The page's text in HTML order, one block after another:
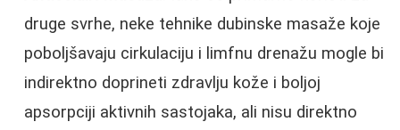
druge svrhe, neke tehnike dubinske masaže koje
poboljšavaju cirkulaciju i limfnu drenažu mogle bi
indirektno doprineti zdravlju kože i boljoj
apsorpciji aktivnih sastojaka, ali nisu direktno